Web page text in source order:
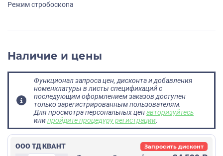
Режим стробоскопа
Наличие и цены
Функционал запроса цен, дисконта и добавления
номенклатуры в листы спецификаций с
последующим оформлением заказов доступен
только зарегистрированным пользователям.
Для просмотра персональных ценавторизуйтесь
илипройдите процедуру регистрации.
ООО ТД КВАНТ
Запросить дисконт